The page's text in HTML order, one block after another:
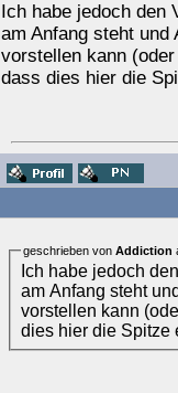
Ich habe jedoch den
am Anfang steht und
vorstellen kann
dass dies hier die
geschrieben von Addiction
Ich habe jedoch
am Anfang steht
vorstellen kann
dies hier die Spitze